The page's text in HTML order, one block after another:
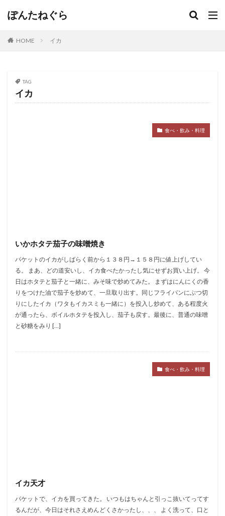
ぽんたねぐら
HOME イカ
TAG
イカ
食べ・飲み・料理
いかホタテ茄子の味噌焼き
パケットのイカがしばらく前から１３８円→１５８円に値上げしてい
る。 まあ、どの道安いし、イカ食べたかったし気にせずお買い上げ。 今
日はホタテと茄子と一緒に、みそ味で炒めてみた。 まずはにんにくの香
りをつけた油で茄子を炒めて、一旦取り出す。同じフライパンにぶつ切
りにしたイカ（ワタもイカスミも一緒に）を投入し炒めて、ある程度火
が通ったら、ボイルホタテを投入し、茄子も戻す。最後に、普通の味噌
と砂糖をみり […]
食べ・飲み・料理
イカ天才
パケットで、イカを買ってきた。 いつもはちゃんと引っこ抜いてってす
るんだが、今日はそれさえめんどくさかったし、、、 よく洗って、口と